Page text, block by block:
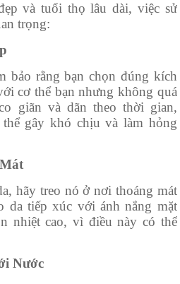
và tuổi thọ lâu dài, việc sử
trọng:
bảo rằng bạn chọn đúng kích
cơ thể bạn nhưng không quá
giãn và dãn theo thời gian,
gây khó chịu và làm hỏng
hãy treo nó ở nơi thoáng mát
da tiếp xúc với ánh nắng mặt
nhiệt cao, vì điều này có thể
Nước